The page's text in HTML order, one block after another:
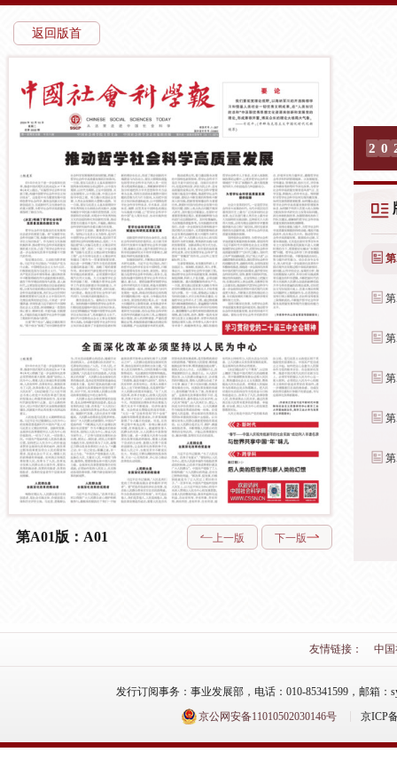
返回版首
第A01版：A01 上一版 下一版
2 0
友情链接： 中
发行订阅事务：事业发展部，电话：010-85341599，邮箱：
京公网安备11010502030146号
京ICP